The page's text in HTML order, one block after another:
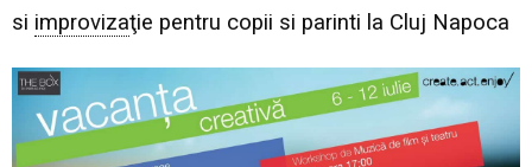
si improvizaţie pentru copii si parinti la Cluj Napoca